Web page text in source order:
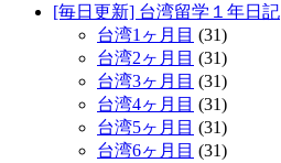
[毎日更新] 台湾留学１年日記
台湾1ヶ月目 (31)
台湾2ヶ月目 (31)
台湾3ヶ月目 (31)
台湾4ヶ月目 (31)
台湾5ヶ月目 (31)
台湾6ヶ月目 (31)